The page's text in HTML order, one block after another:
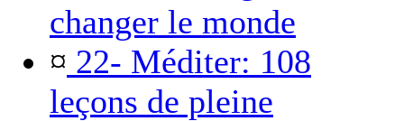
changer le monde
¤ 22- Méditer: 108
leçons de pleine